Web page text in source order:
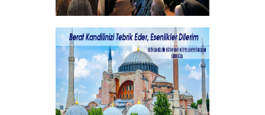
Şehitlerimizi Rahmet ve Minnetle
Andık...
+